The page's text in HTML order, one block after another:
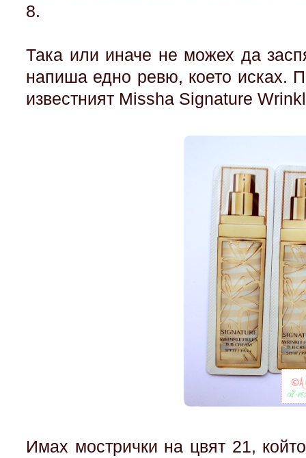
8.
Така или иначе не можех да
напиша едно ревю, което исках.
известният Missha Signature
Имах мострички на цвят 21,